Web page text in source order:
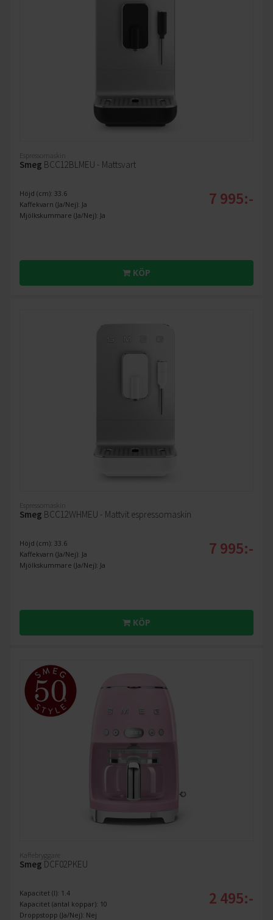
Espressomaskin
Smeg BCC12BLMEU - Mattsvart
Höjd (cm): 33.6
Kaffekvarn (Ja/Nej): Ja
Mjölkskummare (Ja/Nej): Ja
7 995:-
KÖP
Espressomaskin
Smeg BCC12WHMEU - Mattvit espressomaskin
Höjd (cm): 33.6
Kaffekvarn (Ja/Nej): Ja
Mjölkskummare (Ja/Nej): Ja
7 995:-
KÖP
Kaffebryggare
Smeg DCF02PKEU
Kapacitet (l): 1.4
Kapacitet (antal koppar): 10
Droppstopp (Ja/Nej): Nej
2 495:-